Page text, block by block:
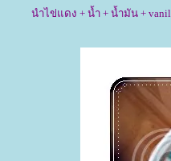
นำไข่แดง + น้ำ + น้ำมัน +